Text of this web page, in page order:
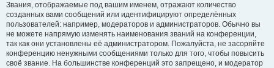
Звания, отображаемые под вашим именем, отражают количество
созданных вами сообщений или идентифицируют определённых
пользователей: например, модераторов и администраторов. Обычно вы
не можете напрямую изменять наименования званий на конференции,
так как они установлены её администратором. Пожалуйста, не засоряйте
конференцию ненужными сообщениями только для того, чтобы повысить
своё звание. На большинстве конференций это запрещено, и модератор